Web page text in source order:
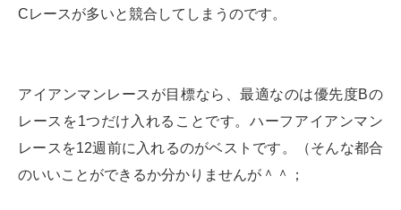
Cレースが多いと競合してしまうのです。
アイアンマンレースが目標なら、最適なのは優先度Bの
レースを1つだけ入れることです。ハーフアイアンマン
レースを12週前に入れるのがベストです。（そんな都合
のいいことができるか分かりませんが＾＾；